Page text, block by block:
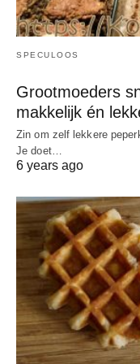
SPECULOOS
Grootmoeders
makkelijk én
Zin om zelf lekkere
Je doet…
6 years ago